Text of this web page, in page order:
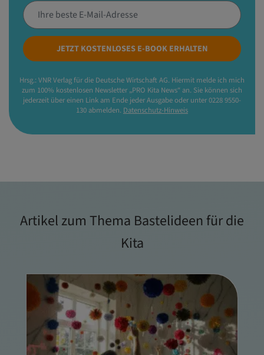
JETZT KOSTENLOSES E-BOOK ERHALTEN
Hrsg.: VNR Verlag für die Deutsche Wirtschaft AG. Hiermit melde ich mich
zum 100% kostenlosen Newsletter „PRO Kita News“ an. Sie können sich
jederzeit über einen Link am Ende jeder Ausgabe oder unter 0228 9550-
130 abmelden. Datenschutz-Hinweis
Artikel zum Thema Bastelideen für die
Kita